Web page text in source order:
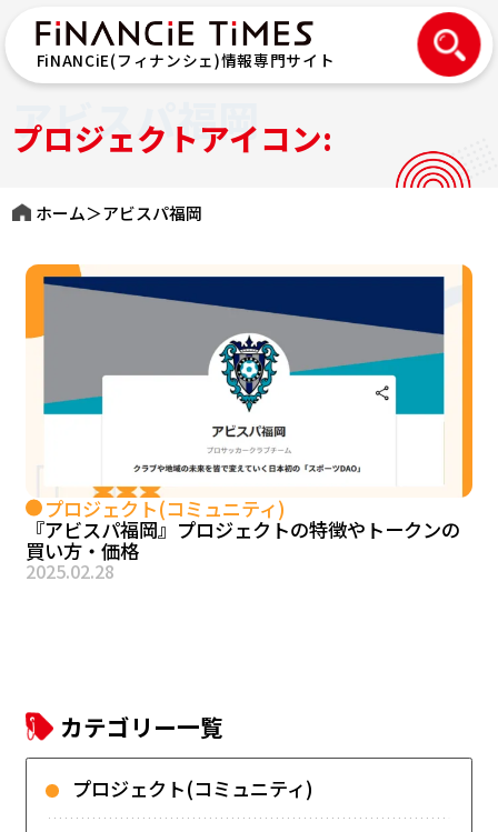
FiNANCiE(フィナンシェ)情報専門サイト
プロジェクトアイコン:
アビスパ福岡
ホーム＞アビスパ福岡
プロジェクト(コミュニティ)
『アビスパ福岡』プロジェクトの特徴やトークンの
買い方・価格
2025.02.28
カテゴリー一覧
プロジェクト(コミュニティ)